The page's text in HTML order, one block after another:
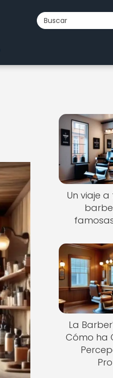
Un viaje
La
Cómo ha